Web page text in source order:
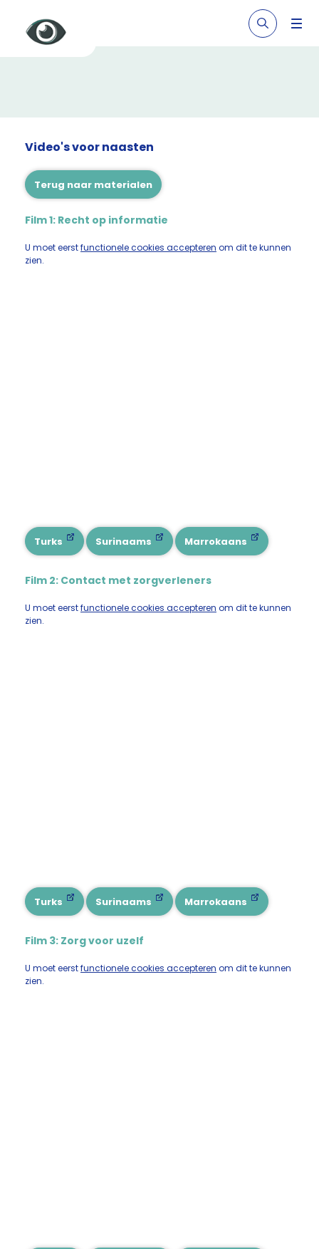
Video's voor naasten
Terug naar materialen
Film 1: Recht op informatie
U moet eerstfunctionele cookies accepteren om dit te kunnen
zien.
Turks Surinaams Marrokaans
Film 2: Contact met zorgverleners
U moet eerstfunctionele cookies accepteren om dit te kunnen
zien.
Turks Surinaams Marrokaans
Film 3: Zorg voor uzelf
U moet eerstfunctionele cookies accepteren om dit te kunnen
zien.